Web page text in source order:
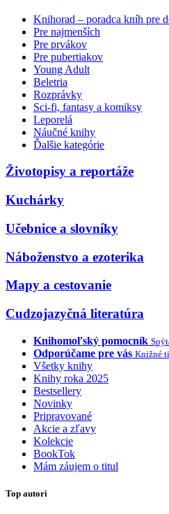
Knihorad – poradca kníh pre
Pre najmenších
Pre prvákov
Pre pubertiakov
Young Adult
Beletria
Rozprávky
Sci-fi, fantasy a komiksy
Leporelá
Náučné knihy
Ďalšie kategórie
Životopisy a reportáže
Kuchárky
Učebnice a slovníky
Náboženstvo a ezoterika
Mapy a cestovanie
Cudzojazyčná literatúra
Knihomoľský pomocník
Odporúčame pre vás Knižné
Všetky knihy
Knihy roka 2025
Bestsellery
Novinky
Pripravované
Akcie a zľavy
Kolekcie
BookTok
Mám záujem o titul
Top autori